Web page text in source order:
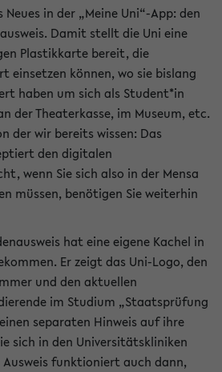
in der „Meine Uni“-App: den
Damit stellt die Uni eine
Plastikkarte bereit, die
einsetzen können, wo sie bislang
haben um sich als Student*in
der Theaterkasse, im Museum, etc.
der wir bereits wissen: Das
den digitalen
wenn Sie sich also in der Mensa
müssen, benötigen Sie weiterhin
hat eine eigene Kachel in
Er zeigt das Uni-Logo, den
und den aktuellen
im Studium „Staatsprüfung
separaten Hinweis auf ihre
sich in den Universitätskliniken
Ausweis funktioniert auch dann,